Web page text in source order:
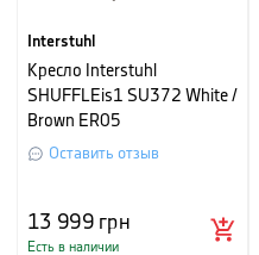
Interstuhl
Кресло Interstuhl
SHUFFLEis1 SU372 White /
Brown ER05
Оставить отзыв
13 999грн
Есть в наличии